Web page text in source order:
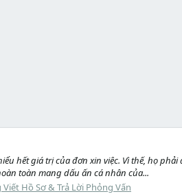
hết giá trị của đơn xin việc. Vì thế, họ
toàn mang dấu ấn cá nhân của...
Viết Hồ Sơ & Trả Lời Phỏng Vấn